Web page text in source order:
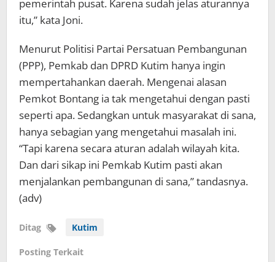
pemerintah pusat. Karena sudah jelas aturannya
itu,” kata Joni.
Menurut Politisi Partai Persatuan Pembangunan
(PPP), Pemkab dan DPRD Kutim hanya ingin
mempertahankan daerah. Mengenai alasan
Pemkot Bontang ia tak mengetahui dengan pasti
seperti apa. Sedangkan untuk masyarakat di sana,
hanya sebagian yang mengetahui masalah ini.
“Tapi karena secara aturan adalah wilayah kita.
Dan dari sikap ini Pemkab Kutim pasti akan
menjalankan pembangunan di sana,” tandasnya.
(adv)
Ditag Kutim
Posting Terkait